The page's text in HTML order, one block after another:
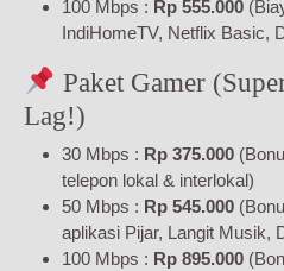
100 Mbps : Rp 555.000
IndiHomeTV, Netflix Basic,
Paket Gamer
Lag!)
30 Mbps : Rp 375.000
telepon lokal & interlokal)
50 Mbps : Rp 545.000
aplikasi Pijar, Langit Musik,
100 Mbps : Rp 895.000